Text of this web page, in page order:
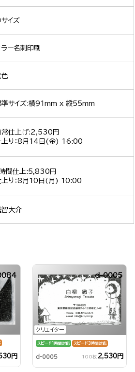
サイズ
ー名刺印刷
色
準サイズ:横91mm x 縦55mm
常仕上げ:2,530円
り：8月14日(金) 16:00
間仕上:5,830円
り：8月10日(月) 10:00
智大介
円
クリエイター
d-0005
スピード1時間対応 スピード3時間対応
d-0005 100枚 2,530円